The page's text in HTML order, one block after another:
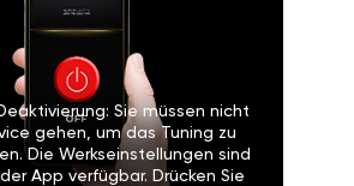
Sie müssen nicht
gehen, um das Tuning zu
Die Werkseinstellungen sind
App verfügbar. Drücken Sie